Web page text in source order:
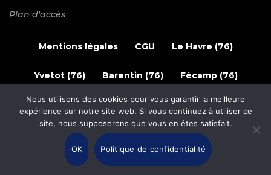
Plan d'accès
Mentions légales CGU Le Havre (76)
Yvetot (76) Barentin (76) Fécamp (76)
© 2024 Elec'n Caux. Tous les droits sont réservés.
Nous utilisons des cookies pour vous garantir la meilleure
expérience sur notre site web. Si vous continuez à utiliser ce
site, nous supposerons que vous en êtes satisfait.
OK Politique de confidentialité